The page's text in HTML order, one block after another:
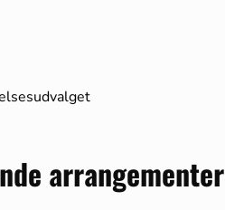
arrangementer